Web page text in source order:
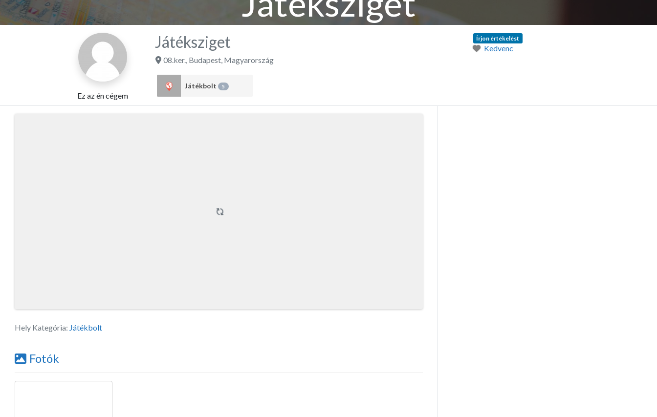
Ez az én cégem
Játéksziget
08.ker., Budapest, Magyarország
Játékbolt 5
Írjon értékelést
Kedvenc
Hely Kategória: Játékbolt
Fotók